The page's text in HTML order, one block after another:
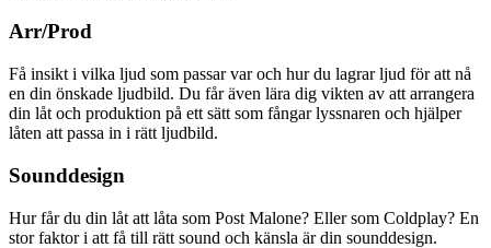
Arr/Prod
Få insikt i vilka ljud som passar var och hur du lagrar ljud för att nå
en din önskade ljudbild. Du får även lära dig vikten av att arrangera
din låt och produktion på ett sätt som fångar lyssnaren och hjälper
låten att passa in i rätt ljudbild.
Sounddesign
Hur får du din låt att låta som Post Malone? Eller som Coldplay? En
stor faktor i att få till rätt sound och känsla är din sounddesign.